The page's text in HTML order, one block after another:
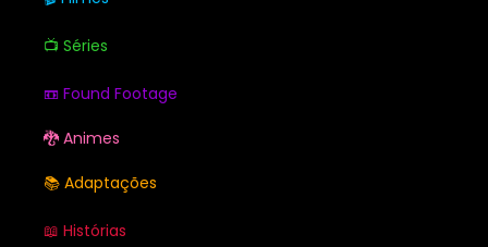
📺 Séries
📼 Found Footage
🐉 Animes
📚 Adaptações
📖 Histórias